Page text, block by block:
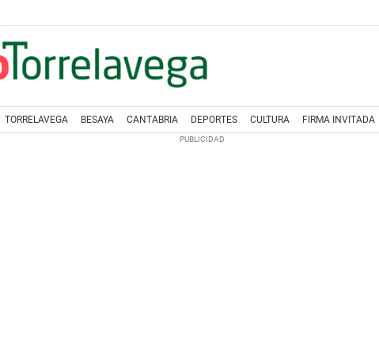
TORRELAVEGA BESAYA CANTABRIA DEPORTES CULTURA FIRMA INVITADA